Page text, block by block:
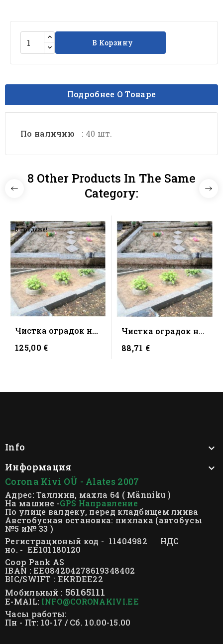
В Корзину
Подробнее О Товаре
По наличию : 40 шт.
8 Other Products In The Same
Category:
В продаже!
Чистка оградок на
(Таллинские...
125,00 €
Чистка оградок на
(Таллинские...
88,71 €
Info

Информация

Corona Kivi OÜ - Alates 2007
Адрес: Таллинн, махла 64 ( Männiku )
На машине -GPS Направление
По улице валдеку, перед кладбищем лиива
Австобусная остановка: пихлака (автобусы
№5 и№ 33 )
Регистрационый код - 11404982 НДС
но. - EE101180120
Coop Pank AS
IBAN : EE084204278619348402
BIC/SWIFT : EKRDEE22
Мобильный : 56165111
E-MAIL: INFO@CORONAKIVI.EE
Часы работы:
Пн - Пт: 10-17 / Сб. 10.00-15.00